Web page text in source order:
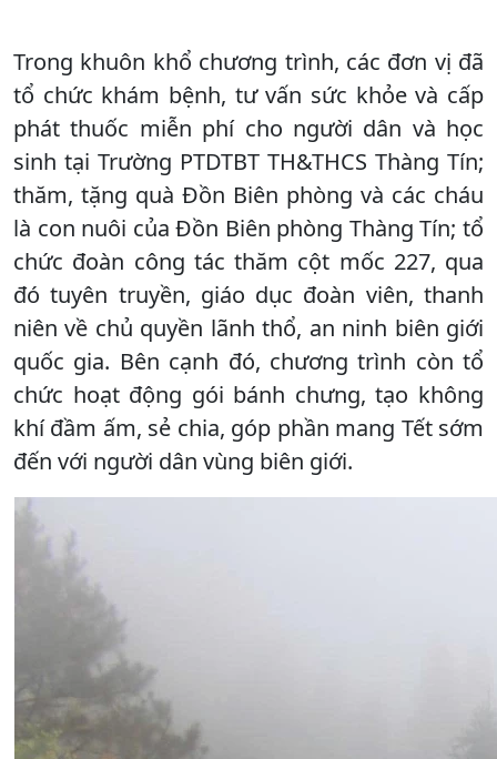
Trong khuôn khổ chương trình, các đơn vị đã
tổ chức khám bệnh, tư vấn sức khỏe và cấp
phát thuốc miễn phí cho người dân và học
sinh tại Trường PTDTBT TH&THCS Thàng Tín;
thăm, tặng quà Đồn Biên phòng và các cháu
là con nuôi của Đồn Biên phòng Thàng Tín; tổ
chức đoàn công tác thăm cột mốc 227, qua
đó tuyên truyền, giáo dục đoàn viên, thanh
niên về chủ quyền lãnh thổ, an ninh biên giới
quốc gia. Bên cạnh đó, chương trình còn tổ
chức hoạt động gói bánh chưng, tạo không
khí đầm ấm, sẻ chia, góp phần mang Tết sớm
đến với người dân vùng biên giới.